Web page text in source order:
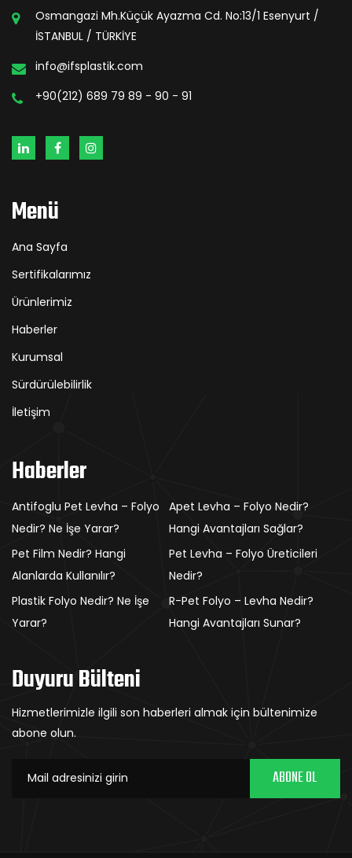
Osmangazi Mh.Küçük Ayazma Cd. No:13/1 Esenyurt /
İSTANBUL / TÜRKİYE
info@ifsplastik.com
+90(212) 689 79 89 - 90 - 91
Menü
Ana Sayfa
Sertifikalarımız
Ürünlerimiz
Haberler
Kurumsal
Sürdürülebilirlik
İletişim
Haberler
Antifoglu Pet Levha – Folyo
Nedir? Ne İşe Yarar?
Apet Levha – Folyo Nedir?
Hangi Avantajları Sağlar?
Pet Film Nedir? Hangi
Alanlarda Kullanılır?
Pet Levha – Folyo Üreticileri
Nedir?
Plastik Folyo Nedir? Ne İşe
Yarar?
R-Pet Folyo – Levha Nedir?
Hangi Avantajları Sunar?
Duyuru Bülteni
Hizmetlerimizle ilgili son haberleri almak için bültenimize
abone olun.
ABONE OL